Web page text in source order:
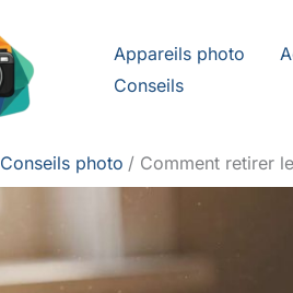
Appareils photo
Conseils
Conseils photo Comment retirer